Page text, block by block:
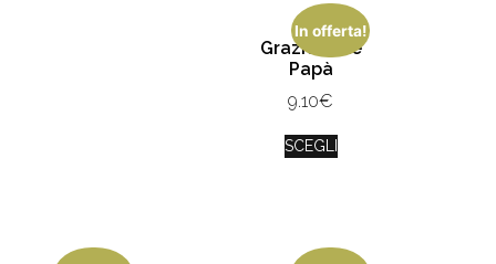
In offerta!
Grazie Mille
Papà
9.10€
SCEGLI